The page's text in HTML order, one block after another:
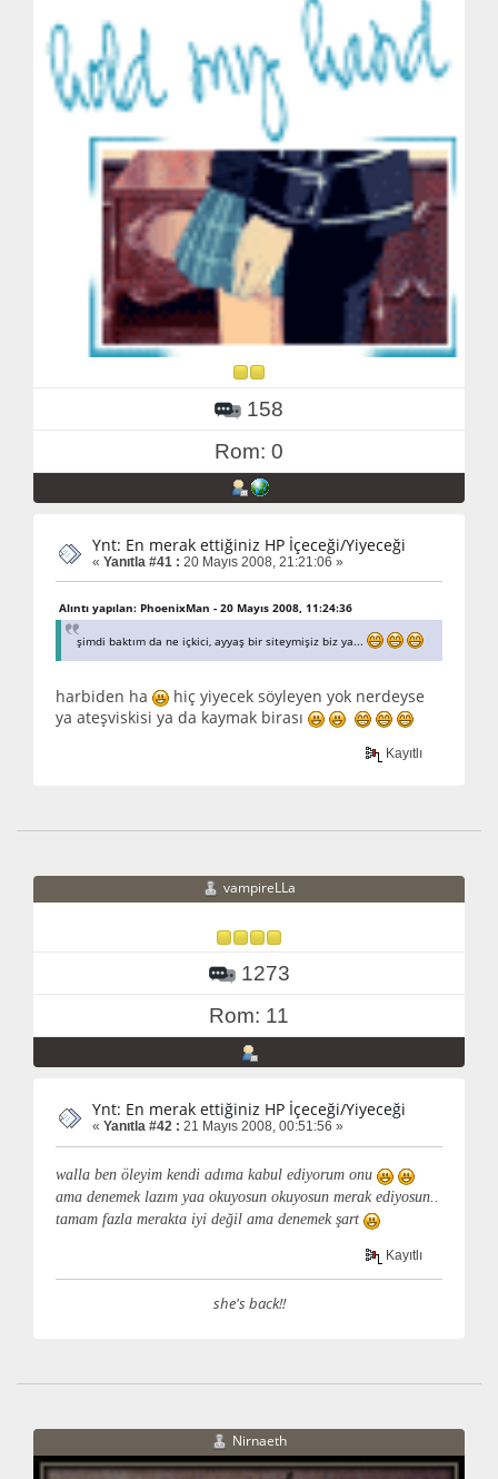
158
Rom: 0
Ynt: En merak ettiğiniz HP İçeceği/Yiyeceği
« Yanıtla #41 : 20 Mayıs 2008, 21:21:06 »
Alıntı yapılan: PhoenixMan - 20 Mayıs 2008, 11:24:36
şimdi baktım da ne içkici, ayyaş bir siteymişiz biz ya...
harbiden ha
hiç yiyecek söyleyen yok nerdeyse
ya ateşviskisi ya da kaymak birası
Kayıtlı
vampireLLa
1273
Rom: 11
Ynt: En merak ettiğiniz HP İçeceği/Yiyeceği
« Yanıtla #42 : 21 Mayıs 2008, 00:51:56 »
walla ben öleyim kendi adıma kabul ediyorum onu
ama denemek lazım yaa okuyosun okuyosun merak ediyosun..
tamam fazla merakta iyi değil ama denemek şart
Kayıtlı
she's back!!
Nirnaeth